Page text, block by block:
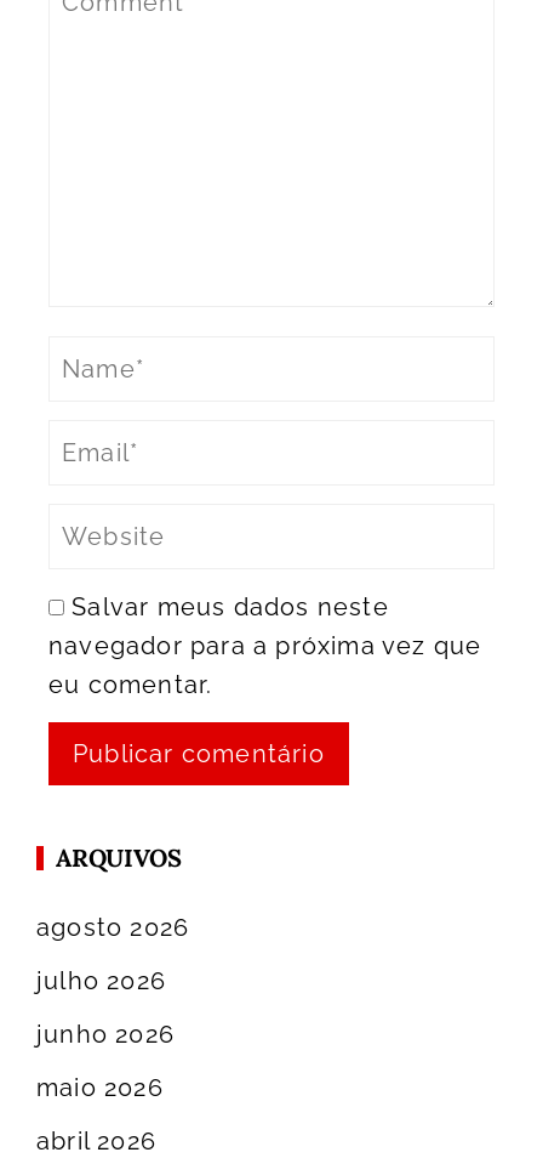
Salvar meus dados neste
navegador para a próxima vez que
eu comentar.
ARQUIVOS
agosto 2026
julho 2026
junho 2026
maio 2026
abril 2026